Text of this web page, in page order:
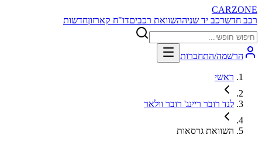
CARZONE
רכב חדשרכב יד שניההשוואת רכביםדו"ח קארזוןחדשות
הרשמה/התחברות
ראשי
לנד רובר ריינג' רובר וולאר
השוואת גרסאות